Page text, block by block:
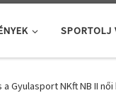
SPORTOLJ
Gyulasport NKft NB II